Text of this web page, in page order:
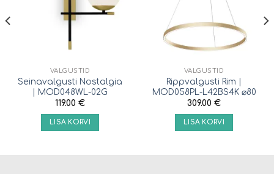
VALGUSTID
Seinavalgusti Nostalgia
| MOD048WL-02G
119.00 €
LISA KORVI
VALGUSTID
Rippvalgusti Rim |
MOD058PL-L42BS4K ⌀80
309.00 €
LISA KORVI